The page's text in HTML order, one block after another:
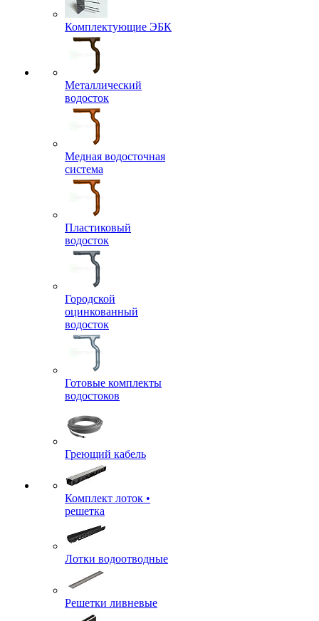
Комплектующие ЭБК
Металлический
водосток
Медная водосточная
система
Пластиковый
водосток
Городской
оцинкованный
водосток
Готовые комплекты
водостоков
Греющий кабель
Комплект лоток •
решетка
Лотки водоотводные
Решетки ливневые